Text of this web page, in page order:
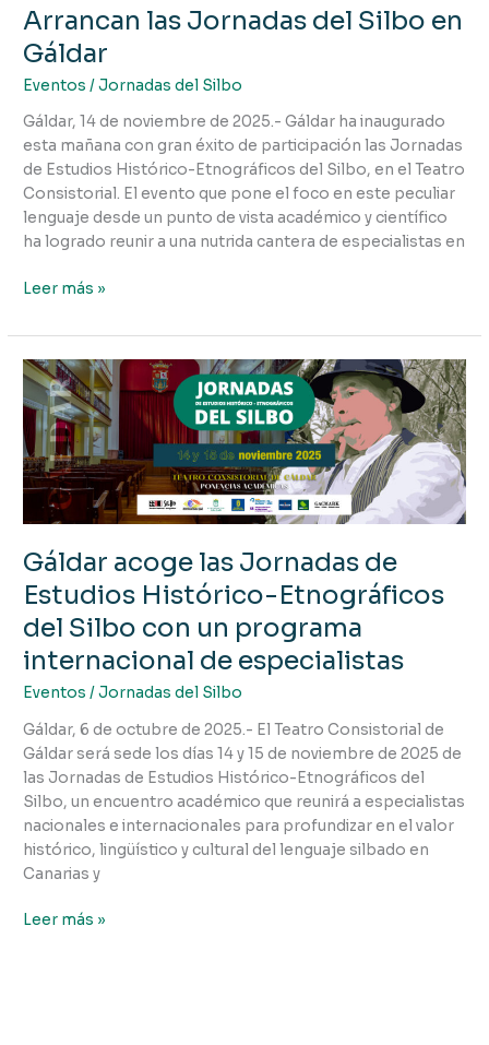
Arrancan las Jornadas del Silbo en
Gáldar
Eventos /Jornadas del Silbo
Gáldar, 14 de noviembre de 2025.- Gáldar ha inaugurado
esta mañana con gran éxito de participación las Jornadas
de Estudios Histórico-Etnográficos del Silbo, en el Teatro
Consistorial. El evento que pone el foco en este peculiar
lenguaje desde un punto de vista académico y científico
ha logrado reunir a una nutrida cantera de especialistas en
Leer más »
Gáldar acoge las Jornadas de
Estudios Histórico-Etnográficos
del Silbo con un programa
internacional de especialistas
Eventos /Jornadas del Silbo
Gáldar, 6 de octubre de 2025.- El Teatro Consistorial de
Gáldar será sede los días 14 y 15 de noviembre de 2025 de
las Jornadas de Estudios Histórico-Etnográficos del
Silbo, un encuentro académico que reunirá a especialistas
nacionales e internacionales para profundizar en el valor
histórico, lingüístico y cultural del lenguaje silbado en
Canarias y
Gáldar
acoge
las
Jornadas
de
Estudios
Histórico-
del
Silbo
con
un
programa
internacional
especialistas
Leer más »